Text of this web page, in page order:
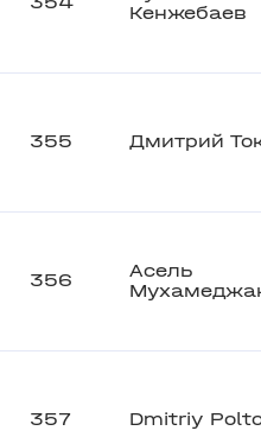
Кенжебаев
355 Дмитрий
356
Асель
357 Dmitriy